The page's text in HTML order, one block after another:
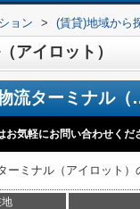
ョン > (賃貸)地域から
アイロット）
愛媛国際
お気軽にお問い合わせくだ
ーミナル（アイロット）
地